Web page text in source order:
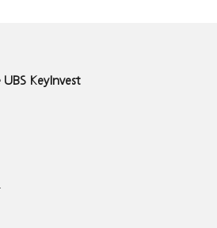
KeyInvest